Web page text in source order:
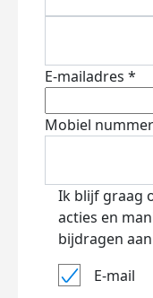
E-mailadres *
Mobiel nummer
Ik blijf graag
acties en
bijdragen aan
E-mail